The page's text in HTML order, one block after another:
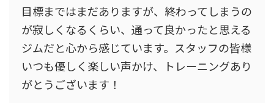
目標まではまだありますが、終わってしまうの
が寂しくなるくらい、通って良かったと思える
ジムだと心から感じています。スタッフの皆様
いつも優しく楽しい声かけ、トレーニングあり
がとうございます！